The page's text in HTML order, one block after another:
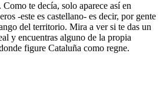
te decía, solo aparece así en
-este es castellano- es decir, por gente
del territorio. Mira a ver si te das un
y encuentras alguno de la propia
figure Cataluña como regne.